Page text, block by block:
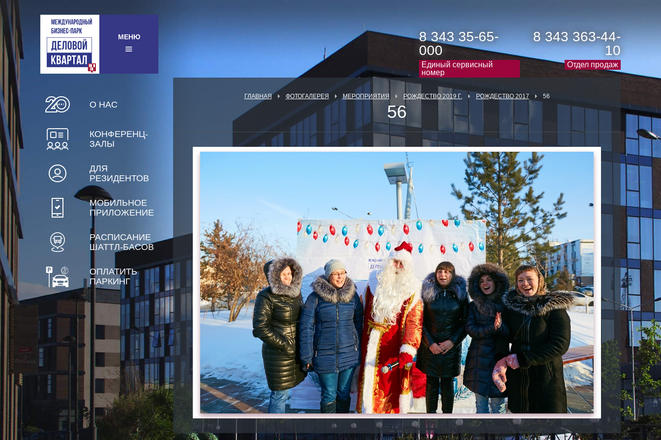
МЕНЮ
8 343 35-65-
000
Единый сервисный
номер
8 343 363-44-
10
Отдел продаж
О НАС
КОНФЕРЕНЦ-
ЗАЛЫ
ДЛЯ
РЕЗИДЕНТОВ
МОБИЛЬНОЕ
ПРИЛОЖЕНИЕ
РАСПИСАНИЕ
ШАТТЛ-БАСОВ
ОПЛАТИТЬ
ПАРКИНГ
ГЛАВНАЯ ФОТОГАЛЕРЕЯ МЕРОПРИЯТИЯ РОЖДЕСТВО 2019 Г. РОЖДЕСТВО 2017 56
56